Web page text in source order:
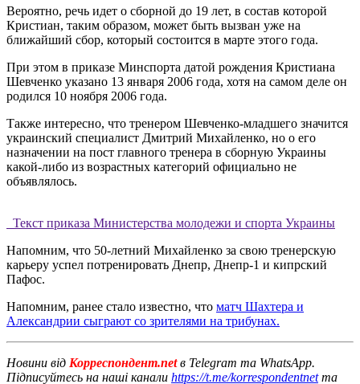
Вероятно, речь идет о сборной до 19 лет, в состав которой
Кристиан, таким образом, может быть вызван уже на
ближайший сбор, который состоится в марте этого года.
При этом в приказе Минспорта датой рождения Кристиана
Шевченко указано 13 января 2006 года, хотя на самом деле он
родился 10 ноября 2006 года.
Также интересно, что тренером Шевченко-младшего значится
украинский специалист Дмитрий Михайленко, но о его
назначении на пост главного тренера в сборную Украины
какой-либо из возрастных категорий официально не
объявлялось.
Текст приказа Министерства молодежи и спорта Украины
Напомним, что 50-летний Михайленко за свою тренерскую
карьеру успел потренировать Днепр, Днепр-1 и кипрский
Пафос.
Напомним, ранее стало известно, что матч Шахтера и
Александрии сыграют со зрителями на трибунах.
Новини від Корреспондент.netв Telegram та WhatsApp.
Підписуйтесь на наші канали https://t.me/korrespondentnetта